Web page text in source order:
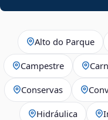
Alto do Parque
Campestre
Conservas
Hidráulica